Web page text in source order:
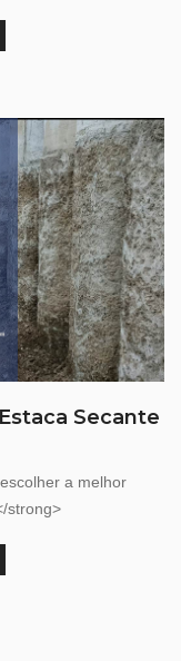
Secante
a melhor
strong>